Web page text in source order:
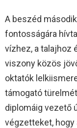
A beszéd
fontosságára
vízhez, a talajhoz
viszony közös
oktatók
támogató
diplomáig vezető
végzetteket, hogy